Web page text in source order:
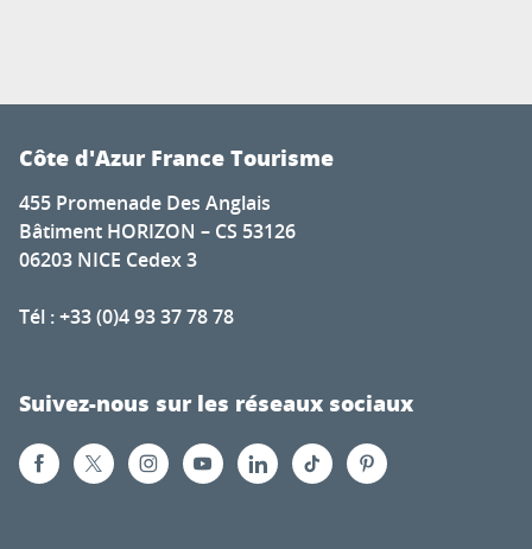
Côte d'Azur France Tourisme
455 Promenade Des Anglais
Bâtiment HORIZON – CS 53126
06203 NICE Cedex 3
Tél : +33 (0)4 93 37 78 78
Suivez-nous sur les réseaux sociaux